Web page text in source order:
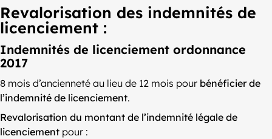
Revalorisation des indemnités de
licenciement :
Indemnités de licenciement ordonnance
2017
8 mois d’ancienneté au lieu de 12 mois pour bénéficier de
l’indemnité de licenciement.
Revalorisation du montant de l’indemnité légale de
licenciement pour :